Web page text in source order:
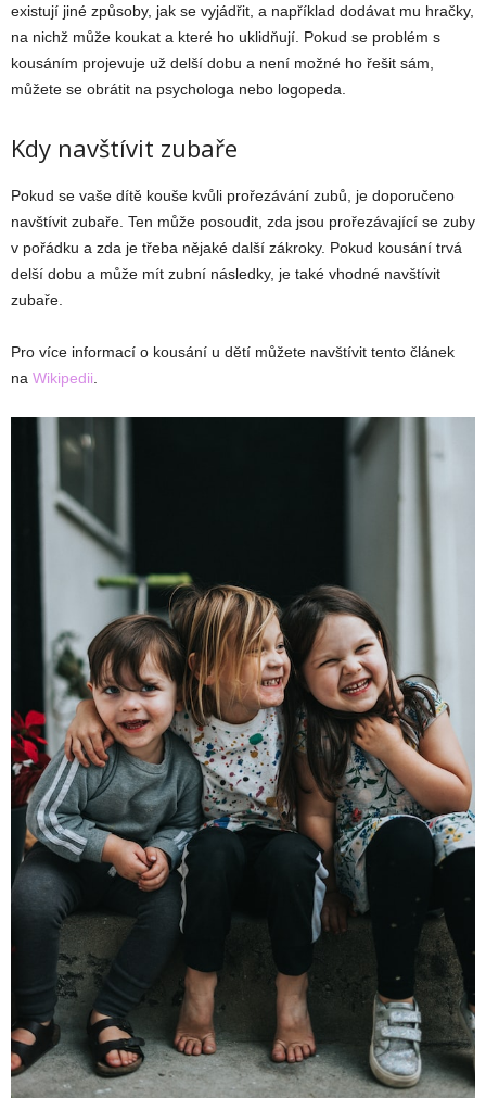
existují jiné způsoby, jak se vyjádřit, a například dodávat mu hračky,
na nichž může koukat a které ho uklidňují. Pokud se problém s
kousáním projevuje už delší dobu a není možné ho řešit sám,
můžete se obrátit na psychologa nebo logopeda.
Kdy navštívit zubaře
Pokud se vaše dítě kouše kvůli prořezávání zubů, je doporučeno
navštívit zubaře. Ten může posoudit, zda jsou prořezávající se zuby
v pořádku a zda je třeba nějaké další zákroky. Pokud kousání trvá
delší dobu a může mít zubní následky, je také vhodné navštívit
zubaře.
Pro více informací o kousání u dětí můžete navštívit tento článek
na Wikipedii